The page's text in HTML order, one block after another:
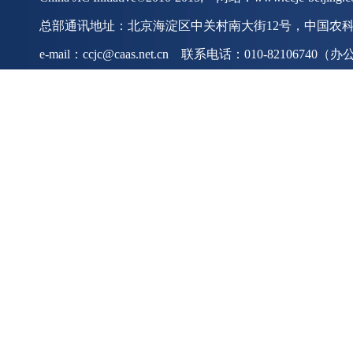
总部通讯地址：北京海淀区中关村南大街12号，中国农
e-mail：ccjc@caas.net.cn 联系电话：010-82106740（办